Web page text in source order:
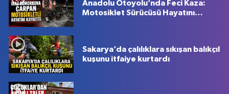
Anadolu Otoyolu’nda Feci Kaza:
Motosiklet Sürücüsü Hayatını
Sakarya’da çalılıklara sıkışan balıkçıl
kuşunu itfaiye kurtardı